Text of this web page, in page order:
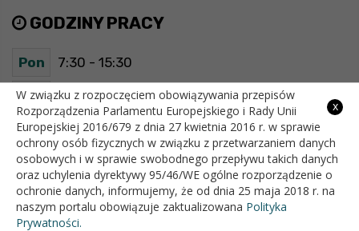
GODZINY PRACY
Pon 7:30 - 15:30
Wt 7:30 - 15:30
Śr 7:30 - 15:30
Czw 7:30 - 15:30
Pt 7:30 - 15:30
x
W związku z rozpoczęciem obowiązywania przepisów
Rozporządzenia Parlamentu Europejskiego i Rady Unii
Europejskiej 2016/679 z dnia 27 kwietnia 2016 r. w sprawie
ochrony osób fizycznych w związku z przetwarzaniem danych
osobowych i w sprawie swobodnego przepływu takich danych
oraz uchylenia dyrektywy 95/46/WE ogólne rozporządzenie o
ochronie danych, informujemy, że od dnia 25 maja 2018 r. na
naszym portalu obowiązuje zaktualizowana Polityka
Prywatności.